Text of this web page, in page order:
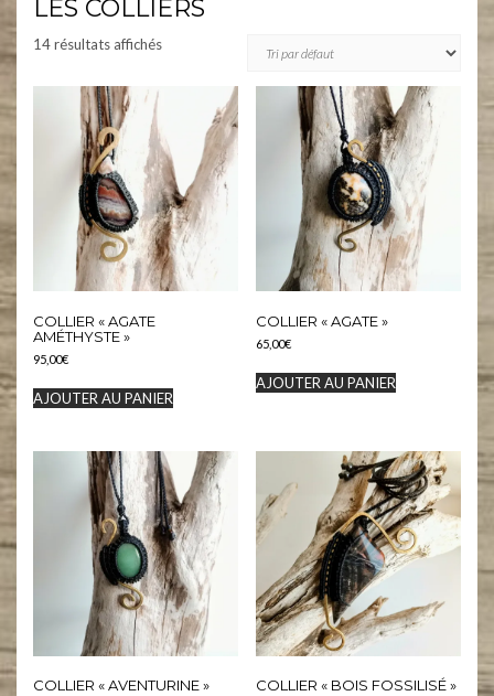
LES COLLIERS
14 résultats affichés
COLLIER « AGATE
AMÉTHYSTE »
95,00€
AJOUTER AU PANIER
COLLIER « AGATE »
65,00€
AJOUTER AU PANIER
COLLIER « AVENTURINE » COLLIER « BOIS FOSSILISÉ »